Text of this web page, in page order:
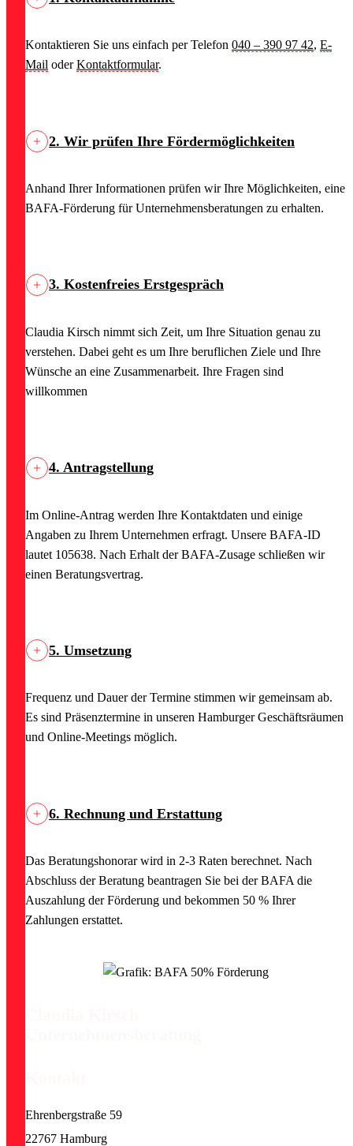
Kontaktieren Sie uns einfach per Telefon 040 – 390 97 42, E-
Mail oderKontaktformular.
2. Wir prüfen Ihre Fördermöglichkeiten
Anhand Ihrer Informationen prüfen wir Ihre Möglichkeiten, eine
BAFA-Förderung für Unternehmensberatungen zu erhalten.
3. Kostenfreies Erstgespräch
Claudia Kirsch nimmt sich Zeit, um Ihre Situation genau zu
verstehen. Dabei geht es um Ihre beruflichen Ziele und Ihre
Wünsche an eine Zusammenarbeit. Ihre Fragen sind
willkommen
4. Antragstellung
Im Online-Antrag werden Ihre Kontaktdaten und einige
Angaben zu Ihrem Unternehmen erfragt. Unsere BAFA-ID
lautet 105638. Nach Erhalt der BAFA-Zusage schließen wir
einen Beratungsvertrag.
5. Umsetzung
Frequenz und Dauer der Termine stimmen wir gemeinsam ab.
Es sind Präsenztermine in unseren Hamburger Geschäftsräumen
und Online-Meetings möglich.
6. Rechnung und Erstattung
Das Beratungshonorar wird in 2-3 Raten berechnet. Nach
Abschluss der Beratung beantragen Sie bei der BAFA die
Auszahlung der Förderung und bekommen 50 % Ihrer
Zahlungen erstattet.
Ehrenbergstraße 59
22767 Hamburg